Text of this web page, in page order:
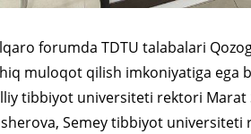
forumda TDTU talabalari
muloqot qilish imkoniyatiga ega
tibbiyot universiteti rektori Marat
Semey tibbiyot universiteti